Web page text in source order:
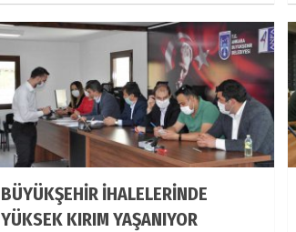
BÜYÜKŞEHİR İHALELERİNDE
YÜKSEK KIRIM YAŞANIYOR